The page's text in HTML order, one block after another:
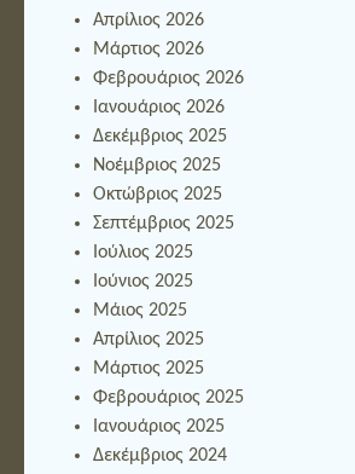
Απρίλιος 2026
Μάρτιος 2026
Φεβρουάριος 2026
Ιανουάριος 2026
Δεκέμβριος 2025
Νοέμβριος 2025
Οκτώβριος 2025
Σεπτέμβριος 2025
Ιούλιος 2025
Ιούνιος 2025
Μάιος 2025
Απρίλιος 2025
Μάρτιος 2025
Φεβρουάριος 2025
Ιανουάριος 2025
Δεκέμβριος 2024